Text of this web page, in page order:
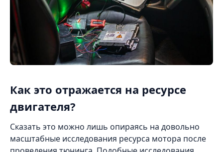
Как это отражается на ресурсе
двигателя?
Сказать это можно лишь опираясь на довольно
масштабные исследования ресурса мотора после